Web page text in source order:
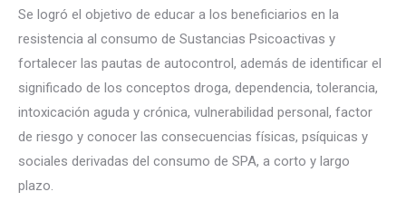
Se logró el objetivo de educar a los beneficiarios en la
resistencia al consumo de Sustancias Psicoactivas y
fortalecer las pautas de autocontrol, además de identificar el
significado de los conceptos droga, dependencia, tolerancia,
intoxicación aguda y crónica, vulnerabilidad personal, factor
de riesgo y conocer las consecuencias físicas, psíquicas y
sociales derivadas del consumo de SPA, a corto y largo
plazo.